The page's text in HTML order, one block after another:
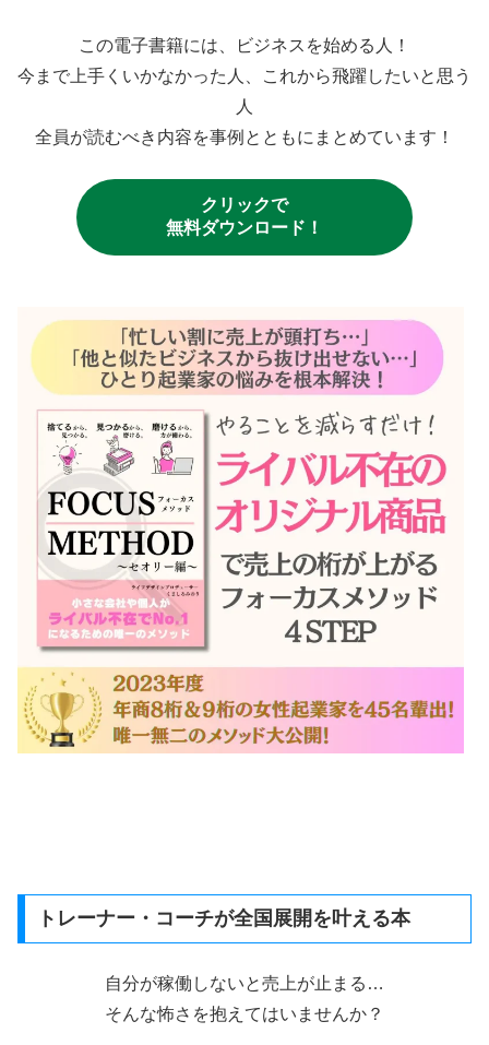
この電子書籍には、ビジネスを始める人！
今まで上手くいかなかった人、これから飛躍したいと思う
人
全員が読むべき内容を事例とともにまとめています！
クリックで
無料ダウンロード！
トレーナー・コーチが全国展開を叶える本
自分が稼働しないと売上が止まる…
そんな怖さを抱えてはいませんか？